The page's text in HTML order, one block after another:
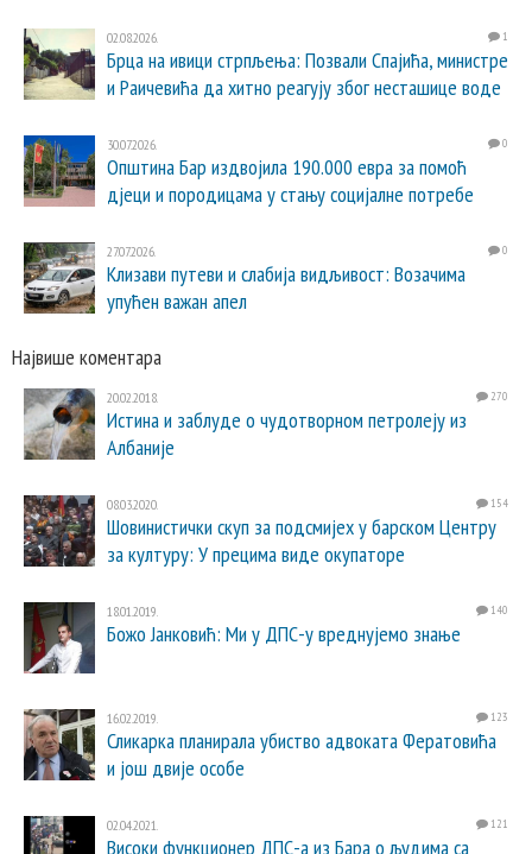
02.08.2026. 1
Брца на ивици стрпљења: Позвали Спајића, министре
и Раичевића да хитно реагују због несташице воде
30.07.2026. 0
Општина Бар издвојила 190.000 евра за помоћ
дјеци и породицама у стању социјалне потребе
27.07.2026. 0
Клизави путеви и слабија видљивост: Возачима
упућен важан апел
Највише коментара
20.02.2018. 270
Истина и заблуде о чудотворном петролеју из
Албаније
08.03.2020. 154
Шовинистички скуп за подсмијех у барском Центру
за културу: У прецима виде окупаторе
18.01.2019. 140
Божо Јанковић: Ми у ДПС-у вреднујемо знање
16.02.2019. 123
Сликарка планирала убиство адвоката Фератовића
и још двије особе
02.04.2021. 121
Високи функционер ДПС-а из Бара о људима са